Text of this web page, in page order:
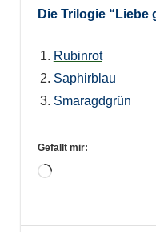
Die Trilogie “Liebe
Rubinrot
Saphirblau
Smaragdgrün
Gefällt mir:
Wird